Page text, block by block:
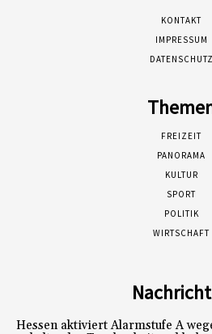
KONTAKT
IMPRESSUM
DATENSCHUTZ
FREIZEIT
PANORAMA
KULTUR
SPORT
POLITIK
WIRTSCHAFT
Hessen aktiviert Alarmstufe A